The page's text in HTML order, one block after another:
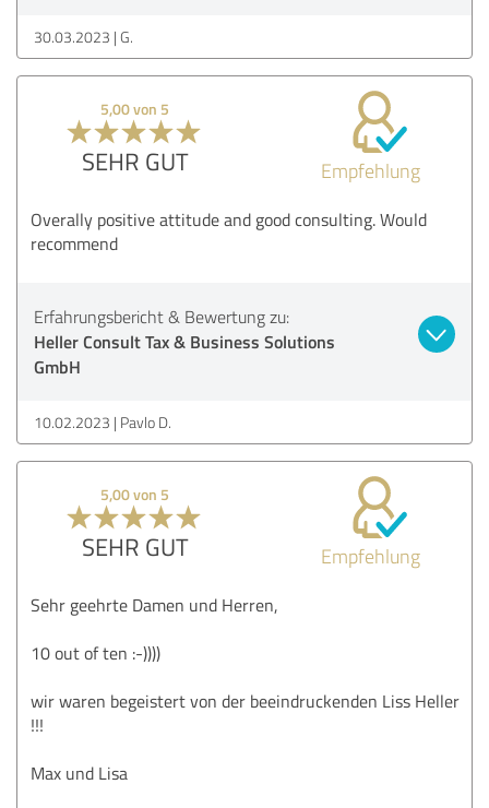
30.03.2023 G.
5,00 von 5
SEHR GUT Empfehlung
Overally positive attitude and good consulting. Would
recommend
Erfahrungsbericht & Bewertung zu:
Heller Consult Tax & Business Solutions
GmbH
10.02.2023 Pavlo D.
5,00 von 5
SEHR GUT Empfehlung
Sehr geehrte Damen und Herren,
10 out of ten :-))))
wir waren begeistert von der beeindruckenden Liss Heller
!!!
Max und Lisa